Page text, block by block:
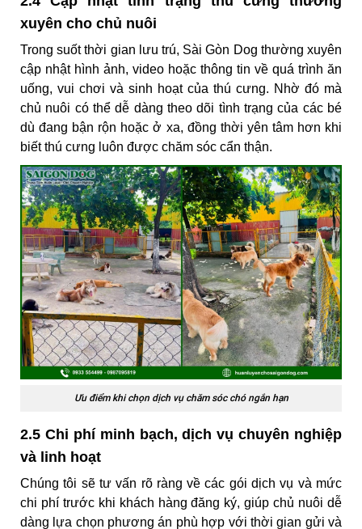
xuyên cho chủ nuôi
Trong suốt thời gian lưu trú, Sài Gòn Dog thường xuyên
cập nhật hình ảnh, video hoặc thông tin về quá trình ăn
uống, vui chơi và sinh hoạt của thú cưng. Nhờ đó mà
chủ nuôi có thể dễ dàng theo dõi tình trạng của các bé
dù đang bận rộn hoặc ở xa, đồng thời yên tâm hơn khi
biết thú cưng luôn được chăm sóc cẩn thận.
Ưu điểm khi chọn dịch vụ chăm sóc chó ngắn hạn
2.5 Chi phí minh bạch, dịch vụ chuyên nghiệp
và linh hoạt
Chúng tôi sẽ tư vấn rõ ràng về các gói dịch vụ và mức
chi phí trước khi khách hàng đăng ký, giúp chủ nuôi dễ
dàng lựa chọn phương án phù hợp với thời gian gửi và